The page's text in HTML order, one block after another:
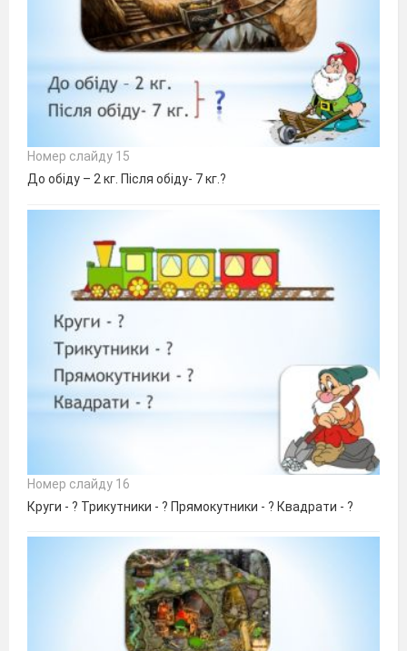
Номер слайду 15
До обіду – 2 кг. Після обіду- 7 кг.?
Номер слайду 16
Круги - ? Трикутники - ? Прямокутники - ? Квадрати - ?